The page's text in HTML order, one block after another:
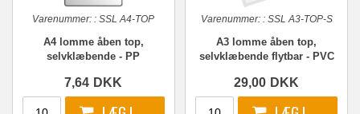
Varenummer: : SSL A4-TOP
A4 lomme åben top,
selvklæbende - PP
7,64 DKK
Varenummer:: SSL A3-TOP-S
A3 lomme åben top,
selvklæbende flytbar - PVC
29,00 DKK